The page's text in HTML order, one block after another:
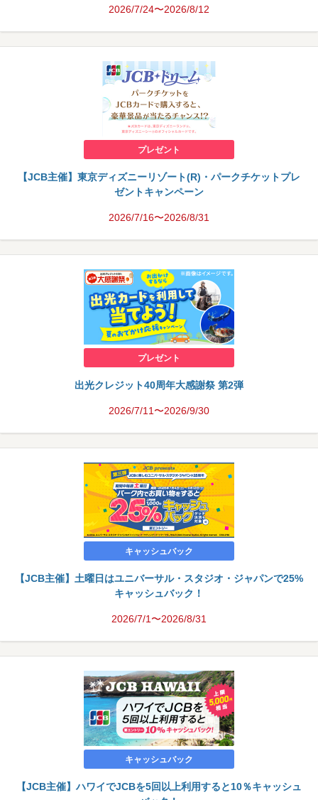
2026/7/24〜2026/8/12
プレゼント
【JCB主催】東京ディズニーリゾート(R)・パークチケットプレ
ゼントキャンペーン
2026/7/16〜2026/8/31
プレゼント
出光クレジット40周年大感謝祭 第2弾
2026/7/11〜2026/9/30
キャッシュバック
【JCB主催】土曜日はユニバーサル・スタジオ・ジャパンで25%
キャッシュバック！
2026/7/1〜2026/8/31
キャッシュバック
【JCB主催】ハワイでJCBを5回以上利用すると10％キャッシュ